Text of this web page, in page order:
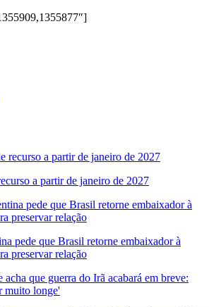
a partir de janeiro de 2027
pede que Brasil retorne embaixador à
preservar relação